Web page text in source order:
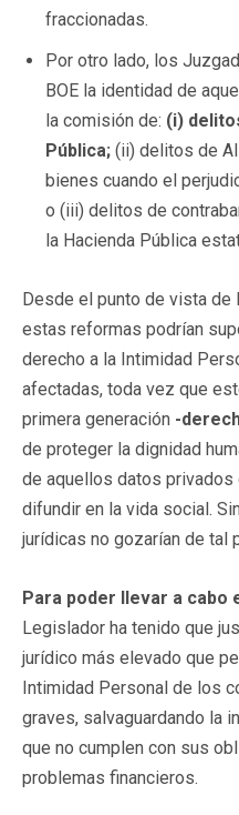
fraccionadas.
Por otro lado, los
BOE la identidad de
la comisión de: (i)
Pública; (ii) delitos de
bienes cuando el
o (iii) delitos de
la Hacienda Pública
Desde el punto de vista de
estas reformas podrían
derecho a la Intimidad
afectadas, toda vez que
primera generación -
de proteger la dignidad
de aquellos datos privados
difundir en la vida social.
jurídicas no gozarían de tal
Para poder llevar a cabo
Legislador ha tenido que
jurídico más elevado que
Intimidad Personal de los
graves, salvaguardando la
que no cumplen con sus
problemas financieros.